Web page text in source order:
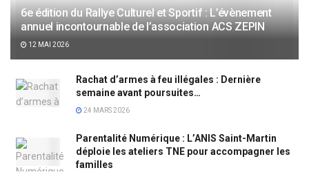
6e édition du Rallye Culturel et Sportif : L’évènement
annuel incontournable de l’association ACS ZEPIN
12 MAI 2026
Rachat d’armes à feu illégales : Dernière
semaine avant poursuites…
24 MARS 2026
Parentalité Numérique : L’ANIS Saint-Martin
déploie les ateliers TNE pour accompagner les
familles